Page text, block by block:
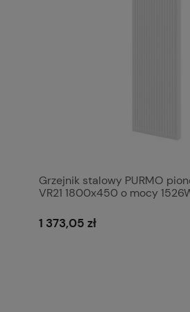
Grzejnik stalowy PURMO
VR21 1800x450 o mocy
1 373,05 zł